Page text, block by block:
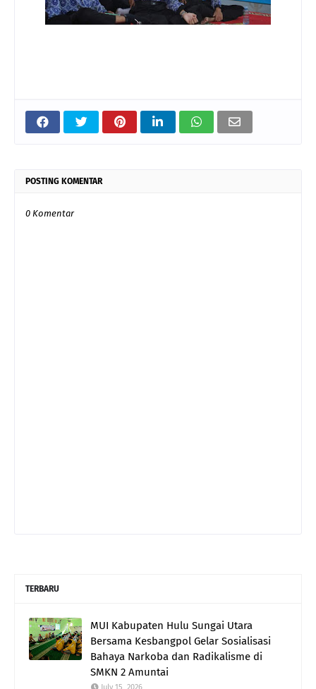
POSTING KOMENTAR
0 Komentar
TERBARU
MUI Kabupaten Hulu Sungai Utara
Bersama Kesbangpol Gelar Sosialisasi
Bahaya Narkoba dan Radikalisme di
SMKN 2 Amuntai
July 15, 2026